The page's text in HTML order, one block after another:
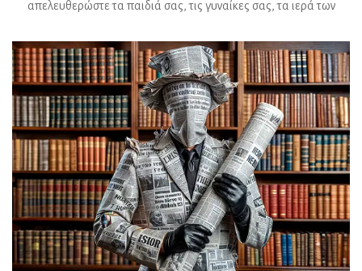
απελευθερώστε τα παιδιά σας, τις γυναίκες σας, τα ιερά των
αγώνας είναι για όλα» Ακούγεται σαν κάλεσμα για τη σημερινή
Ελλάδα, αλλά με πολύ διαφορετικές προεκτάσεις από αυτές της
αρχαιότητας, τότε που στη ναυμαχία της Σαλαμίνας ο ελληνικός
[…]